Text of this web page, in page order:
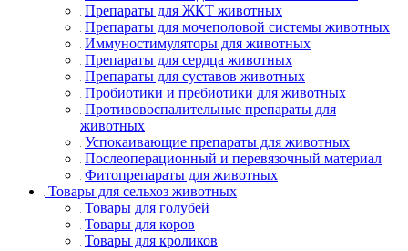
Препараты для ЖКТ животных
Препараты для мочеполовой системы животных
Иммуностимуляторы для животных
Препараты для сердца животных
Препараты для суставов животных
Пробиотики и пребиотики для животных
Противовоспалительные препараты для
животных
Успокаивающие препараты для животных
Послеоперационный и перевязочный материал
Фитопрепараты для животных
Товары для сельхоз животных
Товары для голубей
Товары для коров
Товары для кроликов